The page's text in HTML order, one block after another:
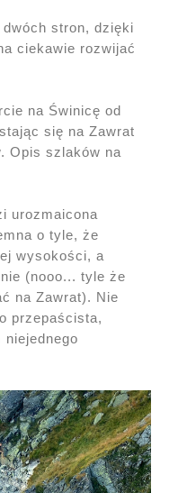
stron, dzięki
ciekawie rozwijać
na Świnicę od
się na Zawrat
Opis szlaków na
urozmaicona
o tyle, że
wysokości, a
(nooo... tyle że
na Zawrat). Nie
przepaścista,
niejednego